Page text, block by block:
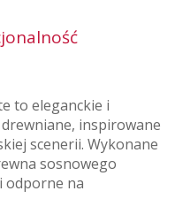
to eleganckie i
inspirowane
scenerii. Wykonane
sosnowego
odporne na